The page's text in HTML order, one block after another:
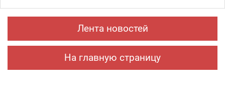
Лента новостей
На главную страницу